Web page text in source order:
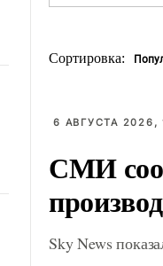
Сортировка:
6 АВГУСТА 2026,
СМИ
Sky News